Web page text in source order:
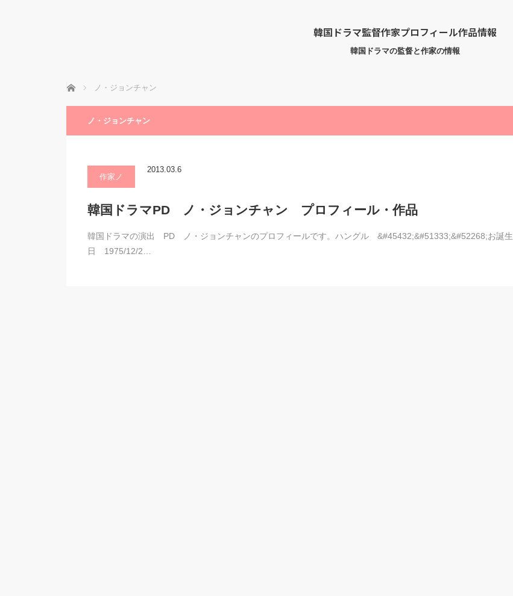
韓国ドラマ監督作家プロフィール作品情報
韓国ドラマの監督と作家の情報
ホーム ノ・ジョンチャン
ノ・ジョンチャン
作家ノ
2013.03.6
韓国ドラマPD ノ・ジョンチャン プロフィール・作品
韓国ドラマの演出 PD ノ・ジョンチャンのプロフィールです。ハングル &#45432;&#51333;&#52268;お誕生
日 1975/12/2…